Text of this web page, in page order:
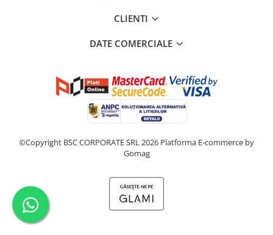
CLIENTI
DATE COMERCIALE
©Copyright BSC CORPORATE SRL 2026 Platforma E-commerce by
Gomag